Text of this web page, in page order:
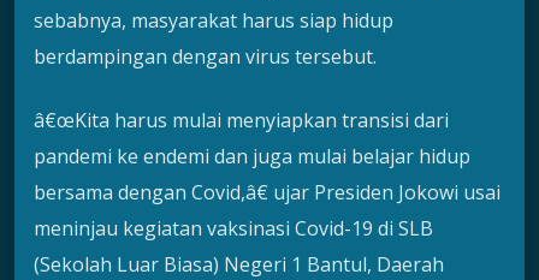
sebabnya, masyarakat harus siap hidup
berdampingan dengan virus tersebut.
â€œKita harus mulai menyiapkan transisi dari
pandemi ke endemi dan juga mulai belajar hidup
bersama dengan Covid,â€ ujar Presiden Jokowi usai
meninjau kegiatan vaksinasi Covid-19 di SLB
(Sekolah Luar Biasa) Negeri 1 Bantul, Daerah